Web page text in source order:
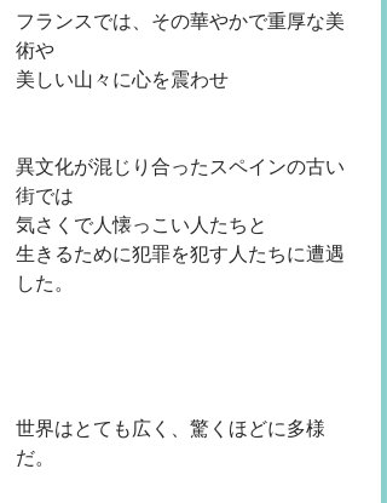
フランスでは、その華やかで重厚な美
術や
美しい山々に心を震わせ
異文化が混じり合ったスペインの古い
街では
気さくで人懐っこい人たちと
生きるために犯罪を犯す人たちに遭遇
した。
世界はとても広く、驚くほどに多様
だ。